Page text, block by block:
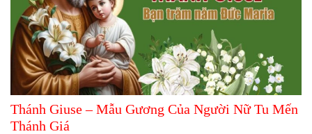
Thánh Giuse – Mẫu Gương Của Người Nữ Tu Mến
Thánh Giá